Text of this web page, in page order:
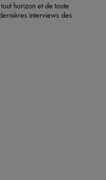
horizon et de toute
interviews des